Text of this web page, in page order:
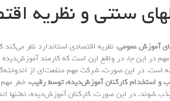
سنتی و نظریه
آموزش عمومی: نظریه اقتصادی استاندارد نظر
مهم در این جا، در واقع این است که کارمند
است. در این صورت، شرکت مهم منفعت‌ای از
و استخدام کارکنان آموزش‌دیده، توسط رقیب: خطر
شوند. در این صورت، کارکنان آموزش‌دیده، نه‌تنها